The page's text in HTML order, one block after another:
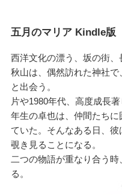
五月のマリア Kindle版
西洋文化の漂う、坂の街
秋山は、偶然訪れた神社
と出会う。
片や1980年代、高度成長
年生の卓也は、仲間たち
ていた。そんなある日、
覗き見ることになる。
二つの物語が重なり合う
る。